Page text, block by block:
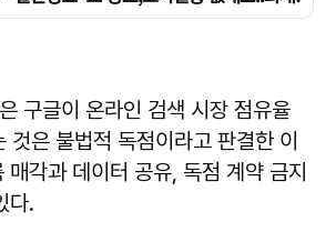
구글이 온라인 검색 시장 점유율
은 불법적 독점이라고 판결한 이
매각과 데이터 공유, 독점 계약 금지
다.